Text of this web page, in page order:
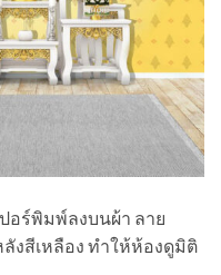
อร์พิมพ์ลงบนผ้า ลาย
งสีเหลือง ทำให้ห้องดูมิติ